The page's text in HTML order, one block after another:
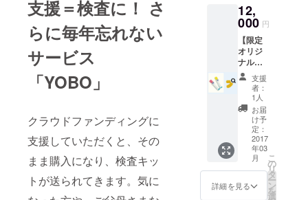
支援＝検査に！ さ
らに毎年忘れない
サービス
「YOBO」
クラウドファンディングに
支援していただくと、その
まま購入になり、検査キッ
トが送られてきます。気に
３個
セット
送料込
み ③オ
リジナ
ルトイ
レット
ペー
パー✖
３
12,
000 円
【限定
オリジ
ナル
パッ
ケー
ジ】 ①
サンク
スメー
ルと活
動報告
②検査
キット1
個セッ
ト(通常
価格) 送
支援
者：
1人
お届
け予
定：
2017
年03
月
詳細を見る
こ
の
リ
タ
ー
ン
を
選